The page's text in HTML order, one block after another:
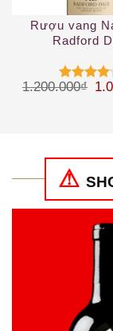
Rượu vang
Radford
Blanc
Được
1.200.000₫